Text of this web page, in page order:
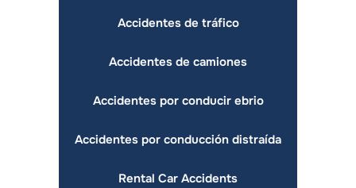
Accidentes de tráfico
Accidentes de camiones
Accidentes por conducir ebrio
Accidentes por conducción distraída
Rental Car Accidents